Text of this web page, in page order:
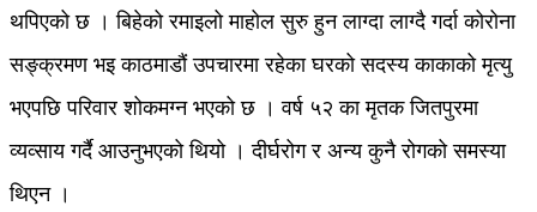
थपिएको छ । बिहेको रमाइलो माहोल सुरु हुन लाग्दा लाग्दै गर्दा कोरोना
सङ्क्रमण भइ काठमाडौं उपचारमा रहेका घरको सदस्य काकाको मृत्यु
भएपछि परिवार शोकमग्न भएको छ । वर्ष ५२ का मृतक जितपुरमा
व्यव्साय गर्दै आउनुभएको थियो । दीर्घरोग र अन्य कुनै रोगको समस्या
थिएन ।